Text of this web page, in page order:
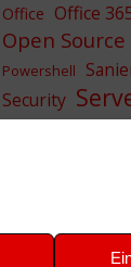
Office Office
Open Source
Powershell
Security
Sicherheit
VMWare